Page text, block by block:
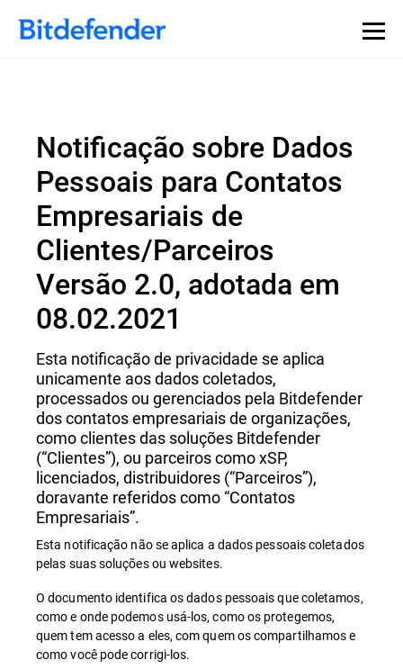
Notificação sobre Dados
Pessoais para Contatos
Empresariais de
Clientes/Parceiros
Versão 2.0, adotada em
08.02.2021
Esta notificação de privacidade se aplica
unicamente aos dados coletados,
processados ou gerenciados pela Bitdefender
dos contatos empresariais de organizações,
como clientes das soluções Bitdefender
(“Clientes”), ou parceiros como xSP,
licenciados, distribuidores (“Parceiros”),
doravante referidos como “Contatos
Empresariais”.
Esta notificação não se aplica a dados pessoais coletados
pelas suas soluções ou websites.
O documento identifica os dados pessoais que coletamos,
como e onde podemos usá-los, como os protegemos,
quem tem acesso a eles, com quem os compartilhamos e
como você pode corrigi-los.